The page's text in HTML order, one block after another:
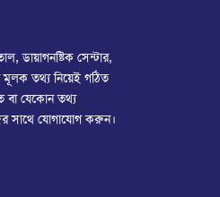
ডায়াগনষ্টিক সেন্টার,
মূলক তথ্য নিয়েই গঠিত
বা যেকোন তথ্য
সাথে যোগাযোগ করুন।